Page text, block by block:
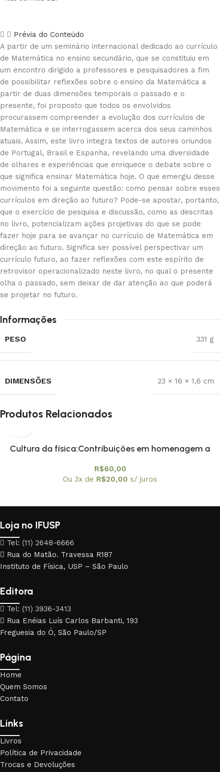
Prévia do Conteúdo
A partir de um seminário internacional dedicado ao currículo
de Matemática no ensino secundário, que se constituiu em
um encontro dirigido a professores e pesquisadores a fim
de possibilitar reflexões sobre o ensino da Matemática a
partir de duas dimensões temporais o passado e o
presente, foi proposto que todos os envolvidos
procurassem compreender a evolução dos currículos de
Matemática e se interrogassem acerca dos seus caminhos
atuais. Assim, este livro integra textos de autores oriundos
de Portugal, Brasil e Espanha, revelando uma diversidade
de olhares e experiências que enriquece o debate sobre o
que significa ensinar Matemática hoje. O que emergiu desse
movimento foi a seguinte questão: como pensar sobre esses
currículos em direção ao futuro? Pode-se apostar, portanto,
que o exercício de pesquisa e discussão, como as descritas
no livro, potencializam ações projetivas do que se pode
fazer hoje para se avançar no currículo de Matemática em
direção ao futuro. Significa ser possível perspectivar um
currículo futuro, ao fazer reflexões com este espírito de
retrovisor operacionalizado neste livro, no qual o presente
olha o passado, sem deixar de dar atenção ao que poderá
se projetar no futuro.
Informações
PESO 331 g
DIMENSÕES 23 × 16 × 1,6 cm
Produtos Relacionados
Cultura da física:Contribuições em homenagem a
R$60,00
Ou 3x de R$20,00 s/ juros
Loja no IFUSP
Tel: (11) 2648-6666
Rua do Matão. Travessa R187
Instituto de Física, USP – São Paulo
Editora
Tel: (11) 3936-3413
Rua Enéias Luís Carlos Barbanti, 193
Freguesia do Ó, São Paulo/SP
Página
Home
Quem Somos
Contato
Links
Livros
Política de Privacidade
Trocas e Devoluções